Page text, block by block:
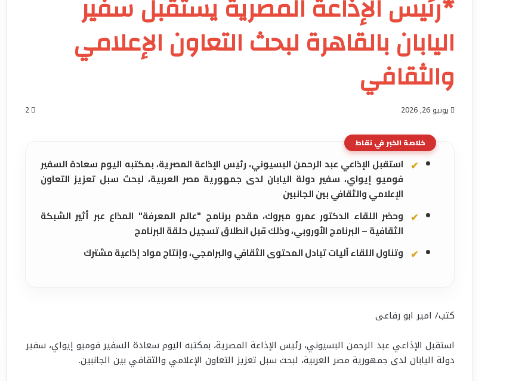
*رئيس الإذاعة المصرية يستقبل سفير
اليابان بالقاهرة لبحث التعاون الإعلامي
والثقافي
يونيو 26, 2026 2
خلاصة الخبر في نقاط
استقبل الإذاعي عبد الرحمن البسيوني، رئيس الإذاعة المصرية، بمكتبه اليوم سعادة السفير
فوميو إيواي، سفير دولة اليابان لدى جمهورية مصر العربية، لبحث سبل تعزيز التعاون
الإعلامي والثقافي بين الجانبين
وحضر اللقاء الدكتور عمرو مبروك، مقدم برنامج "عالم المعرفة" المذاع عبر أثير الشبكة
الثقافية – البرنامج الأوروبي، وذلك قبل انطلاق تسجيل حلقة البرنامج
وتناول اللقاء آليات تبادل المحتوى الثقافي والبرامجي، وإنتاج مواد إذاعية مشترك
كتب/ امير ابو رفاعى
استقبل الإذاعي عبد الرحمن البسيوني، رئيس الإذاعة المصرية، بمكتبه اليوم سعادة السفير فوميو إيواي، سفير
دولة اليابان لدى جمهورية مصر العربية، لبحث سبل تعزيز التعاون الإعلامي والثقافي بين الجانبين.